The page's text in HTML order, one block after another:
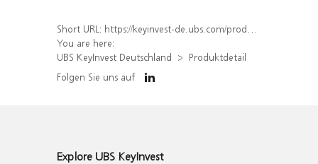
Short URL: https://keyinvest-de.ubs.com/produkt/detail/index/isin/DE000WA7QBM5
You are here:
UBS KeyInvest Deutschland
Produktdetail
Folgen Sie uns auf
Explore UBS KeyInvest